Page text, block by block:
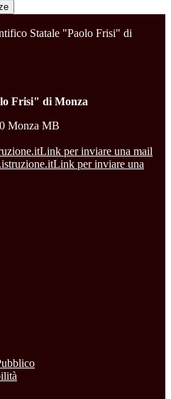
Statale "Paolo Frisi" di
Frisi" di Monza
Monza MB
Link per inviare una mail
Link per inviare una